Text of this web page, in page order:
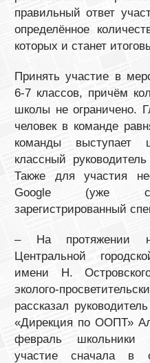
правильный ответ
определённое
которых и станет
Принять участие в
6-7 классов, причём
школы не ограничено.
человек в команде
команды выступает
классный
Также для участия
Google (уже
зарегистрированный
– На протяжении
Центральной
имени Н.
эколого-
рассказал
«Дирекция по ООПТ»
февраль школьники
участие сначала в